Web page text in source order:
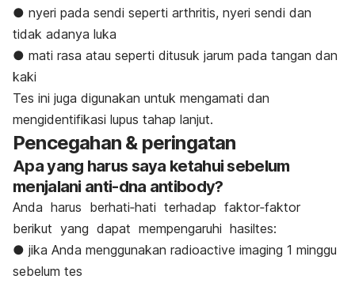
● nyeri pada sendi seperti arthritis, nyeri sendi dan
tidak adanya luka
● mati rasa atau seperti ditusuk jarum pada tangan dan
kaki
Tes ini juga digunakan untuk mengamati dan
mengidentifikasi lupus tahap lanjut.
Pencegahan & peringatan
Apa yang harus saya ketahui sebelum
menjalani anti-dna antibody?
Anda harus berhati‐hati terhadap faktor‐faktor
berikut yang dapat mempengaruhi hasiltes:
● jika Anda menggunakan radioactive imaging 1 minggu
sebelum tes